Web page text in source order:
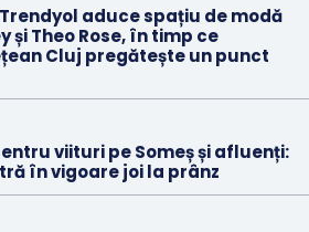
Trendyol aduce spațiu de modă
și Theo Rose, în timp ce
Cluj pregătește un punct
viituri pe Someș și afluenți:
în vigoare joi la prânz